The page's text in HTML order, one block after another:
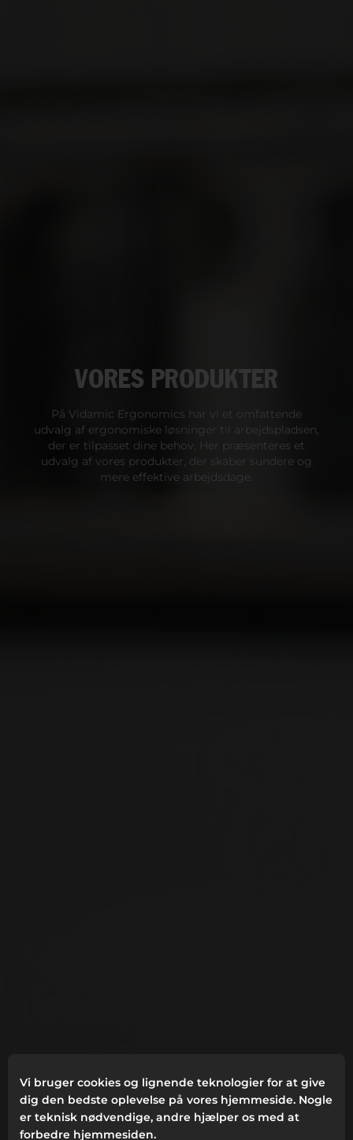
VORES PRODUKTER
På Vidamic Ergonomics har vi et omfattende
udvalg af ergonomiske løsninger til arbejdspladsen,
der er tilpasset dine behov. Her præsenteres et
udvalg af vores produkter, der skaber sundere og
mere effektive arbejdsdage.
Vi bruger cookies og lignende teknologier for at give
dig den bedste oplevelse på vores hjemmeside. Nogle
er teknisk nødvendige, andre hjælper os med at
forbedre hjemmesiden.